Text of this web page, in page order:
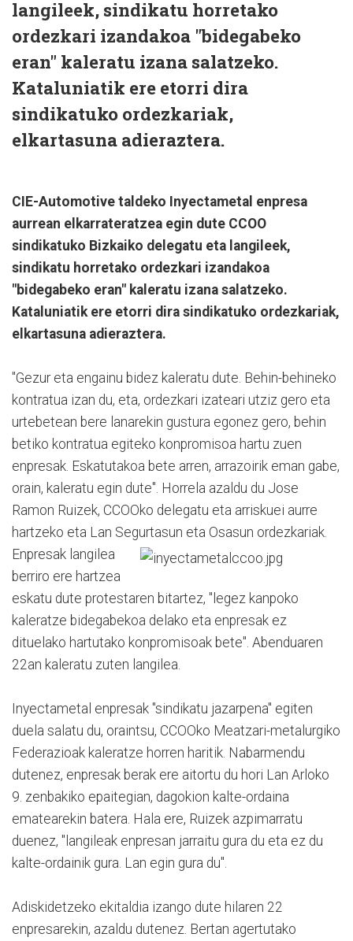
langileek, sindikatu horretako
ordezkari izandakoa "bidegabeko
eran" kaleratu izana salatzeko.
Kataluniatik ere etorri dira
sindikatuko ordezkariak,
elkartasuna adieraztera.
CIE-Automotive taldeko Inyectametal enpresa
aurrean elkarrateratzea egin dute CCOO
sindikatuko Bizkaiko delegatu eta langileek,
sindikatu horretako ordezkari izandakoa
"bidegabeko eran" kaleratu izana salatzeko.
Kataluniatik ere etorri dira sindikatuko ordezkariak,
elkartasuna adieraztera.
"Gezur eta engainu bidez kaleratu dute. Behin-behineko
kontratua izan du, eta, ordezkari izateari utziz gero eta
urtebetean bere lanarekin gustura egonez gero, behin
betiko kontratua egiteko konpromisoa hartu zuen
enpresak. Eskatutakoa bete arren, arrazoirik eman gabe,
orain, kaleratu egin dute". Horrela azaldu du Jose
Ramon Ruizek, CCOOko delegatu eta arriskuei aurre
hartzeko eta Lan Segurtasun eta Osasun ordezkariak.
Enpresak langilea
berriro ere hartzea
eskatu dute protestaren bitartez, "legez kanpoko
kaleratze bidegabekoa delako eta enpresak ez
dituelako hartutako konpromisoak bete". Abenduaren
22an kaleratu zuten langilea.
Inyectametal enpresak "sindikatu jazarpena" egiten
duela salatu du, oraintsu, CCOOko Meatzari-metalurgiko
Federazioak kaleratze horren haritik. Nabarmendu
dutenez, enpresak berak ere aitortu du hori Lan Arloko
9. zenbakiko epaitegian, dagokion kalte-ordaina
ematearekin batera. Hala ere, Ruizek azpimarratu
duenez, "langileak enpresan jarraitu gura du eta ez du
kalte-ordainik gura. Lan egin gura du".
Adiskidetzeko ekitaldia izango dute hilaren 22
enpresarekin, azaldu dutenez. Bertan agertutako